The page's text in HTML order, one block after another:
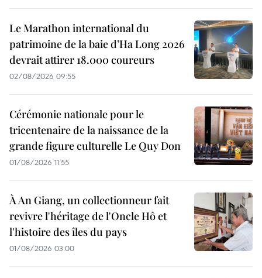
Le Marathon international du
patrimoine de la baie d’Ha Long 2026
devrait attirer 18.000 coureurs
02/08/2026 09:55
Cérémonie nationale pour le
tricentenaire de la naissance de la
grande figure culturelle Le Quy Don
01/08/2026 11:55
À An Giang, un collectionneur fait
revivre l'héritage de l'Oncle Hô et
l'histoire des îles du pays
01/08/2026 03:00